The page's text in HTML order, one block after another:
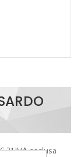
IVA esclusa